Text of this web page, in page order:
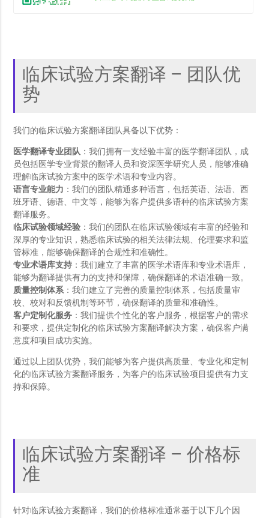
临床试验方案翻译 – 团队优
势
我们的临床试验方案翻译团队具备以下优势：
医学翻译专业团队 ：我们拥有一支经验丰富的医学翻译团队，成
员包括医学专业背景的翻译人员和资深医学研究人员，能够准确
理解临床试验方案中的医学术语和专业内容。
语言专业能力 ：我们的团队精通多种语言，包括英语、法语、西
班牙语、德语、中文等，能够为客户提供多语种的临床试验方案
翻译服务。
临床试验领域经验 ：我们的团队在临床试验领域有丰富的经验和
深厚的专业知识，熟悉临床试验的相关法律法规、伦理要求和监
管标准，能够确保翻译的合规性和准确性。
专业术语库支持 ：我们建立了丰富的医学术语库和专业术语库，
能够为翻译提供有力的支持和保障，确保翻译的术语准确一致。
质量控制体系：我们建立了完善的质量控制体系，包括质量审
校、校对和反馈机制等环节，确保翻译的质量和准确性。
客户定制化服务 ：我们提供个性化的客户服务，根据客户的需求
和要求，提供定制化的临床试验方案翻译解决方案，确保客户满
意度和项目成功实施。
通过以上团队优势，我们能够为客户提供高质量、专业化和定制
化的临床试验方案翻译服务，为客户的临床试验项目提供有力支
持和保障。
临床试验方案翻译 – 价格标
准
针对临床试验方案翻译，我们的价格标准通常基于以下几个因